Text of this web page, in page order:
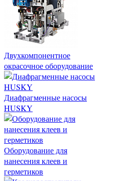
Двухкомпонентное
окрасочное оборудование
Диафрагменные насосы
HUSKY
Оборудование для
нанесения клеев и
герметиков